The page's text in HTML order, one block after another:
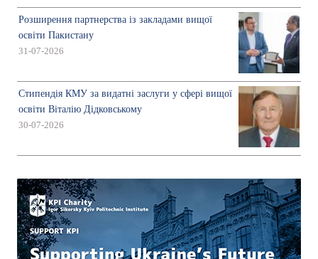
Розширення партнерства із закладами вищої
освіти Пакистану
31-07-2026
Стипендія КМУ за видатні заслуги у сфері вищої
освіти Віталію Дідковському
30-07-2026